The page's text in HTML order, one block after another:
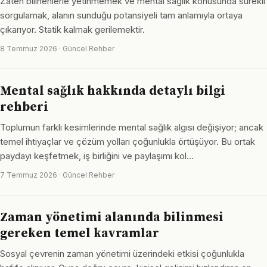
sorgulamak, alanın sunduğu potansiyeli tam anlamıyla ortaya
çıkarıyor. Statik kalmak gerilemektir.
8 Temmuz 2026 · Güncel Rehber
Mental sağlık hakkında detaylı bilgi
rehberi
Toplumun farklı kesimlerinde mental sağlık algısı değişiyor; ancak
temel ihtiyaçlar ve çözüm yolları çoğunlukla örtüşüyor. Bu ortak
paydayı keşfetmek, iş birliğini ve paylaşımı kol…
7 Temmuz 2026 · Güncel Rehber
Zaman yönetimi alanında bilinmesi
gereken temel kavramlar
Sosyal çevrenin zaman yönetimi üzerindeki etkisi çoğunlukla